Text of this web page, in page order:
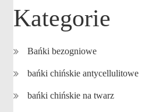
Kategorie
Bańki bezogniowe
bańki chińskie antycellulitowe
bańki chińskie na twarz